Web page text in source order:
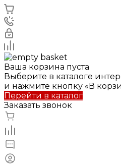
Ваша корзина пуста
Выберите в каталоге
и нажмите кнопку «В
Перейти в каталог
Заказать звонок